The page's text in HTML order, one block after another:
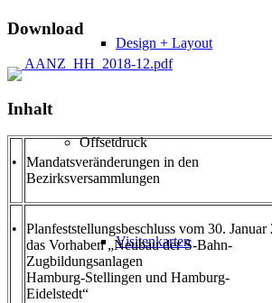
Design + Layout
Offsetdruck
Visitenkarten
Download
AANZ_HH_2018-12.pdf
Inhalt
•
Mandatsveränderungen in den
Bezirksversammlungen
•
Planfeststellungsbeschluss vom 30.
das Vorhaben „Neubau der S-Bahn-
Zugbildungsanlagen
Hamburg-Stellingen und Hamburg-
Eidelstedt“